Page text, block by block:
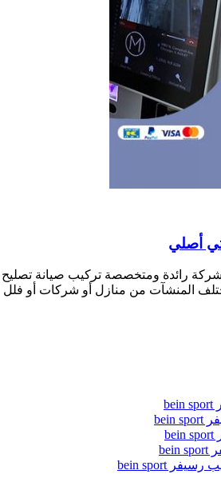
رائدة ومتخصصة تركيب صيانة تصليح
المنشآت من منازل أو شركات أو فلل